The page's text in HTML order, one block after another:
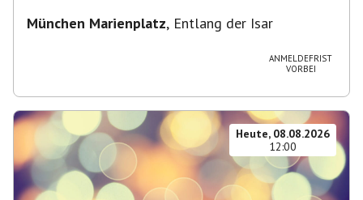
München Marienplatz, Entlang der Isar
ANMELDEFRIST
VORBEI
Heute, 08.08.2026
12:00